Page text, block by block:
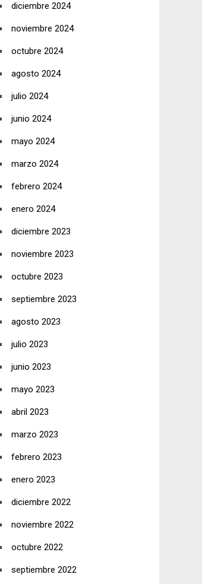
diciembre 2024
noviembre 2024
octubre 2024
agosto 2024
julio 2024
junio 2024
mayo 2024
marzo 2024
febrero 2024
enero 2024
diciembre 2023
noviembre 2023
octubre 2023
septiembre 2023
agosto 2023
julio 2023
junio 2023
mayo 2023
abril 2023
marzo 2023
febrero 2023
enero 2023
diciembre 2022
noviembre 2022
octubre 2022
septiembre 2022